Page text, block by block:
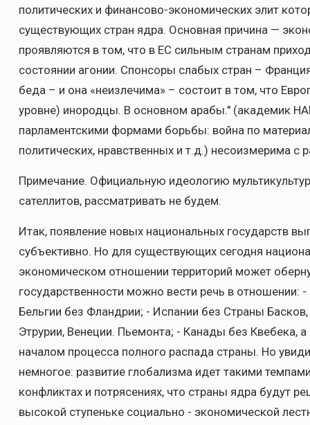
политических и финансово-экономических элит
существующих стран ядра. Основная причина —
проявляются в том, что в ЕС сильным странам
состоянии агонии. Спонсоры слабых стран –
беда – и она «неизлечима» – состоит в том, что
уровне) инородцы. В основном арабы." (академик
парламентскими формами борьбы: война по
политических, нравственных и т.д.) несоизмерима
Примечание. Официальную идеологию
сателлитов, рассматривать не будем.
Итак, появление новых национальных государств
субъективно. Но для существующих сегодня
экономическом отношении территорий может
государственности можно вести речь в
Бельгии без Фландрии; - Испании без Страны
Этрурии, Венеции. Пьемонта; - Канады без
началом процесса полного распада страны. Но
немногое: развитие глобализма идет такими
конфликтах и потрясениях, что страны ядра будут
высокой ступеньке социально - экономической